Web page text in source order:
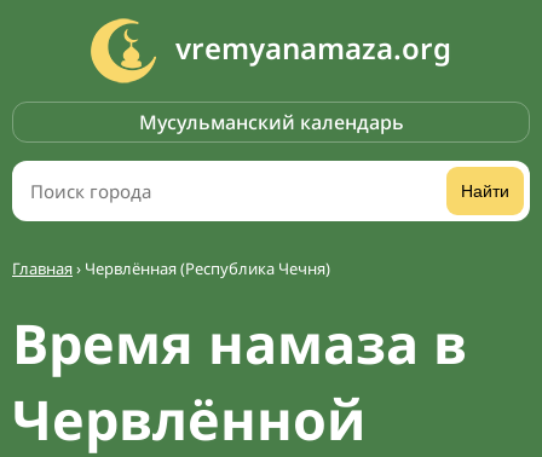
vremyanamaza.org
Мусульманский календарь
Найти
Главная› Червлённая (Республика Чечня)
Время намаза в
Червлённой